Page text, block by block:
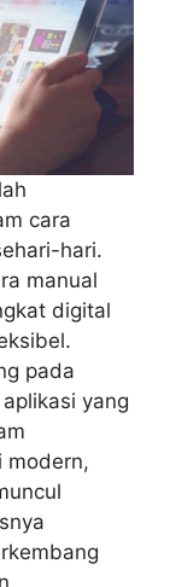
cara
hari.
manual
digital
pada
yang
modern,